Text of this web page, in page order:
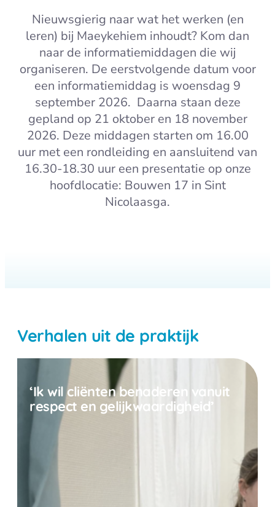
Nieuwsgierig naar wat het werken (en
leren) bij Maeykehiem inhoudt? Kom dan
naar de informatiemiddagen die wij
organiseren. De eerstvolgende datum voor
een informatiemiddag is woensdag 9
september 2026. Daarna staan deze
gepland op 21 oktober en 18 november
2026. Deze middagen starten om 16.00
uur met een rondleiding en aansluitend van
16.30-18.30 uur een presentatie op onze
hoofdlocatie: Bouwen 17 in Sint
Nicolaasga.
Verhalen uit de praktijk
‘Ik wil cliënten benaderen vanuit
respect en gelijkwaardigheid’